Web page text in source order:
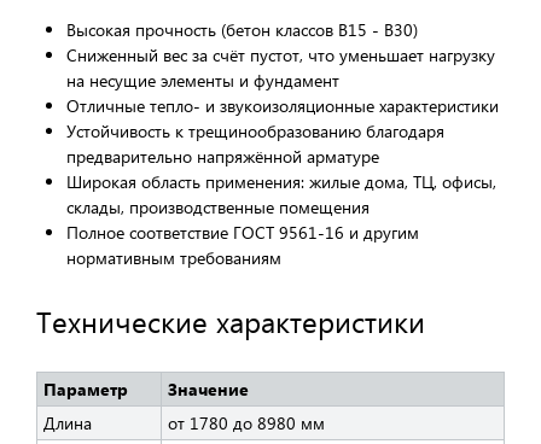
Высокая прочность (бетон классов B15 - B30)
Сниженный вес за счёт пустот, что уменьшает нагрузку
на несущие элементы и фундамент
Отличные тепло- и звукоизоляционные характеристики
Устойчивость к трещинообразованию благодаря
предварительно напряжённой арматуре
Широкая область применения: жилые дома, ТЦ, офисы,
склады, производственные помещения
Полное соответствие ГОСТ 9561-16 и другим
нормативным требованиям
Технические характеристики
Параметр
Значение
Длина
от 1780 до 8980 мм